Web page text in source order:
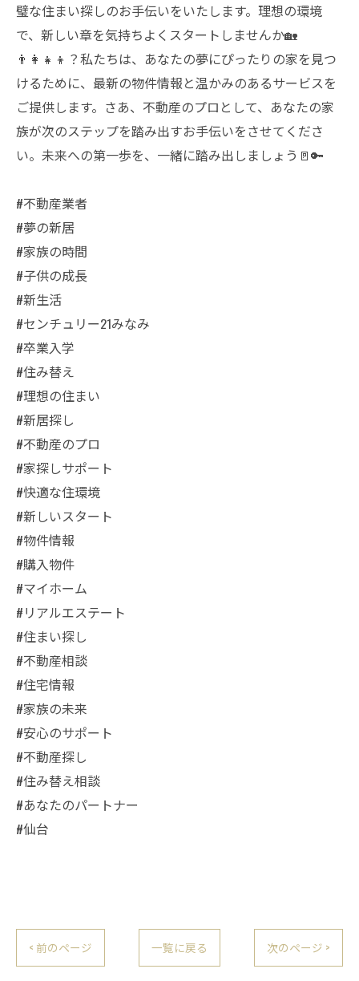
璧な住まい探しのお手伝いをいたします。理想の環境
で、新しい章を気持ちよくスタートしませんか🏡
👨‍👩‍👧‍👦？私たちは、あなたの夢にぴったりの家を見つ
けるために、最新の物件情報と温かみのあるサービスを
ご提供します。さあ、不動産のプロとして、あなたの家
族が次のステップを踏み出すお手伝いをさせてくださ
い。未来への第一歩を、一緒に踏み出しましょう🚪🔑
#不動産業者
#夢の新居
#家族の時間
#子供の成長
#新生活
#センチュリー21みなみ
#卒業入学
#住み替え
#理想の住まい
#新居探し
#不動産のプロ
#家探しサポート
#快適な住環境
#新しいスタート
#物件情報
#購入物件
#マイホーム
#リアルエステート
#住まい探し
#不動産相談
#住宅情報
#家族の未来
#安心のサポート
#不動産探し
#住み替え相談
#あなたのパートナー
#仙台
< 前のページ 一覧に戻る 次のページ >